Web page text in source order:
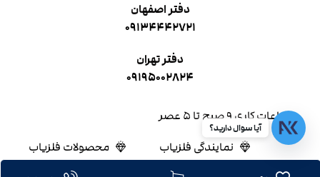
دفتر اصفهان
۰۹۱۳۴۴۴۲۷۲۱
دفتر تهران
۰۹۱۹۵۰۰۲۸۲۴
ساعات کاری ۹ صبح تا ۵ عصر
نمایندگی فلزیاب
محصولات فلزیاب
آیا سوال دارید؟